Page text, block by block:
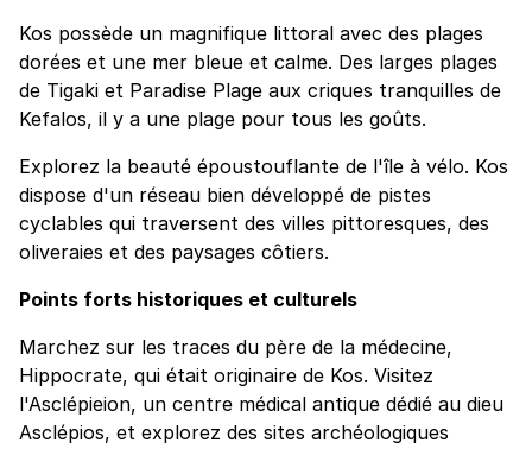
Kos possède un magnifique littoral avec des plages
dorées et une mer bleue et calme. Des larges plages
de Tigaki et Paradise Plage aux criques tranquilles de
Kefalos, il y a une plage pour tous les goûts.
Explorez la beauté époustouflante de l'île à vélo. Kos
dispose d'un réseau bien développé de pistes
cyclables qui traversent des villes pittoresques, des
oliveraies et des paysages côtiers.
Points forts historiques et culturels
Marchez sur les traces du père de la médecine,
Hippocrate, qui était originaire de Kos. Visitez
l'Asclépieion, un centre médical antique dédié au dieu
Asclépios, et explorez des sites archéologiques